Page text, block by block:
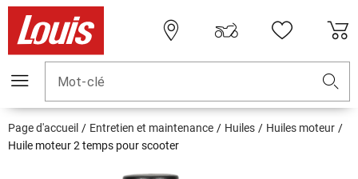
Mot-clé
Page d'accueil Entretien et maintenance Huiles
Huiles moteur
Huile moteur 2 temps pour scooter